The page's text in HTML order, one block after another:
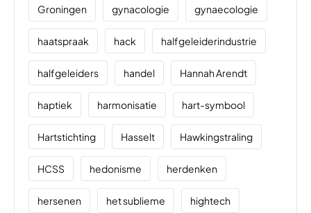
Groningen gynacologie gynaecologie
haatspraak hack halfgeleiderindustrie
halfgeleiders handel Hannah Arendt
haptiek harmonisatie hart-symbool
Hartstichting Hasselt Hawkingstraling
HCSS hedonisme herdenken
hersenen het sublieme hightech